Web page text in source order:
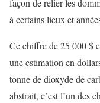
façon de relier les
à certains lieux et
Ce chiffre de 25 000 $
une estimation en
tonne de dioxyde de
abstrait, c’est l’un des